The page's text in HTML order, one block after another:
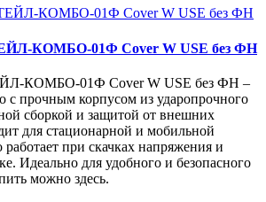
КОМБО-01Ф Cover W USE без ФН
КОМБО-01Ф Cover W USE без ФН –
с прочным корпусом из ударопрочного
сборкой и защитой от внешних
для стационарной и мобильной
работает при скачках напряжения и
Идеально для удобного и безопасного
можно здесь.